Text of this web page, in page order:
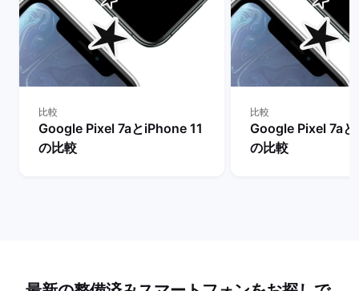
比較
Google Pixel 7aとiPhone 11
の比較
比較
Google Pixel 7a
の比較